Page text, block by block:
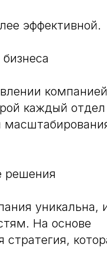
эффективной.
каждый отдел
решения
уникальна,
На основе
стратегия,